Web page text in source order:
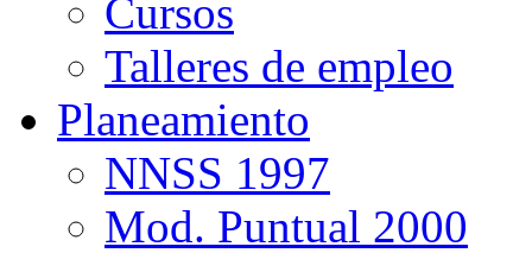
Cursos
Talleres de empleo
Planeamiento
NNSS 1997
Mod. Puntual 2000